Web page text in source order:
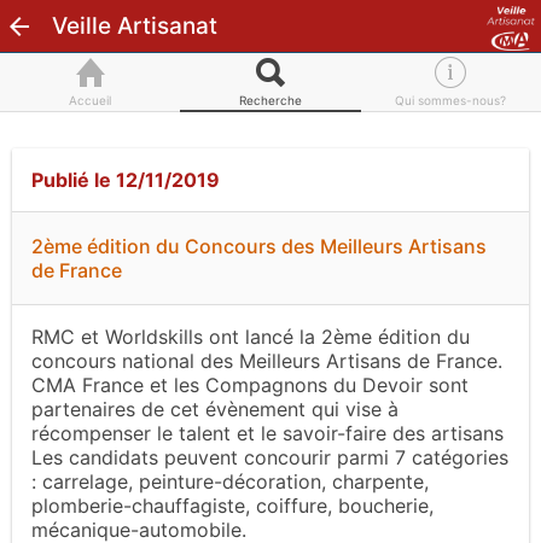
Veille Artisanat
Accueil Recherche Qui sommes-nous?
Publié le 12/11/2019
2ème édition du Concours des Meilleurs Artisans
de France
RMC et Worldskills ont lancé la 2ème édition du
concours national des Meilleurs Artisans de France.
CMA France et les Compagnons du Devoir sont
partenaires de cet évènement qui vise à
récompenser le talent et le savoir-faire des artisans
Les candidats peuvent concourir parmi 7 catégories
: carrelage, peinture-décoration, charpente,
plomberie-chauffagiste, coiffure, boucherie,
mécanique-automobile.